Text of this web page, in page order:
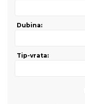
Dubina:
Tip-vrata: